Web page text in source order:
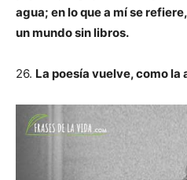
agua; en lo que a mí se
un mundo sin libros.
26. La poesía vuelve, como la